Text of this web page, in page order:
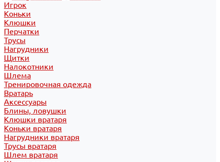
Игрок
Коньки
Клюшки
Перчатки
Трусы
Нагрудники
Щитки
Налокотники
Шлема
Тренировочная одежда
Вратарь
Аксессуары
Блины, ловушки
Клюшки вратаря
Коньки вратаря
Нагрудники вратаря
Трусы вратаря
Шлем вратаря